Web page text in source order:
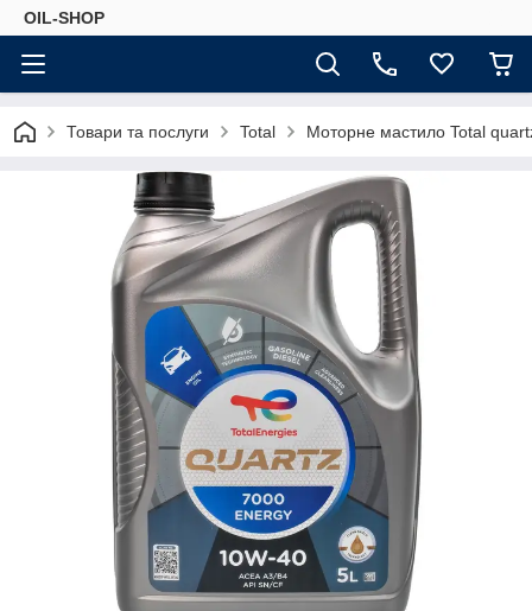
OIL-SHOP
Товари та послуги Total Моторне мастило Total